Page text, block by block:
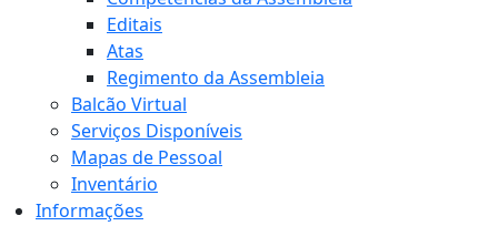
Editais
Atas
Regimento da Assembleia
Balcão Virtual
Serviços Disponíveis
Mapas de Pessoal
Inventário
Informações